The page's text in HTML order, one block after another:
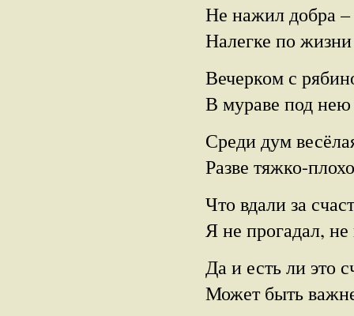
Не нажил добра
Налегке по
Вечерком с
В мураве под нею
Среди дум
Разве тяжко-
Что вдали за
Я не прогадал, не
Да и есть ли это
Может быть